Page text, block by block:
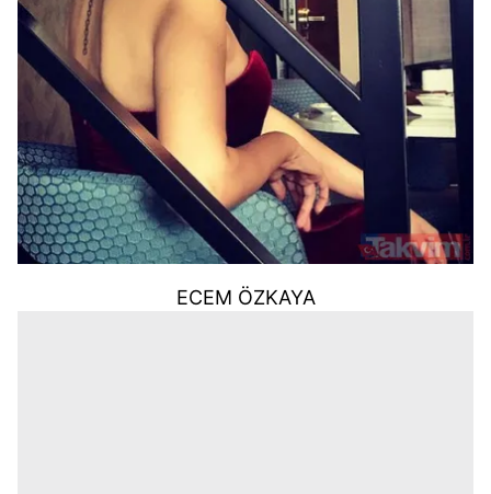
ECEM ÖZKAYA